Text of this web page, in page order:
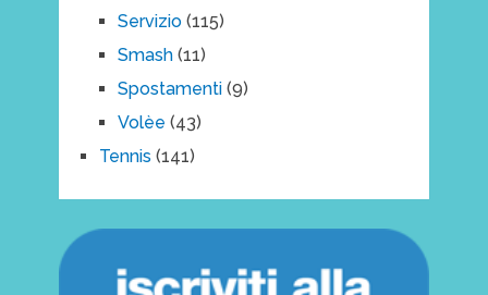
Servizio(115)
Smash(11)
Spostamenti(9)
Volèe (43)
Tennis (141)